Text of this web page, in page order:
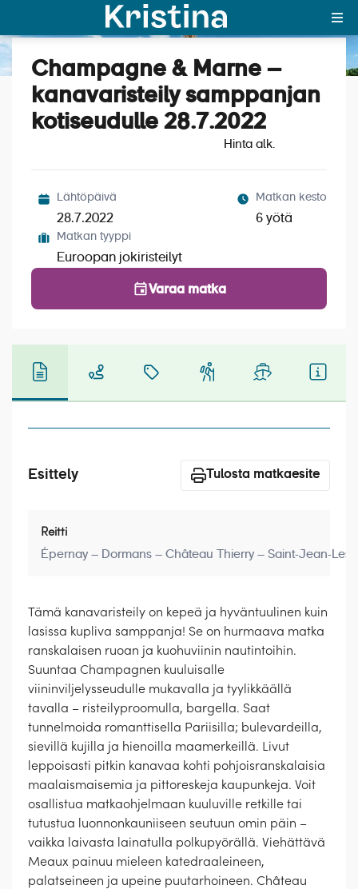
MAJAKKA-portaali
Yksin matkalle?
Suosikit
OTA YHTEYTTÄ
Kohteet
Laivat
Hyvä tietää
Katso kuvat (5)
Champagne & Marne –
kanavaristeily samppanjan
kotiseudulle 28.7.2022
Hinta alk.
Lähtöpäivä
28.7.2022
Matkan kesto
6 yötä
Matkan tyyppi
Euroopan jokiristeilyt
Varaa matka
Esittely Tulosta matkaesite
Reitti
Épernay – Dormans – Château Thierry – Saint-Jean-
Tämä kanavaristeily on kepeä ja hyväntuulinen kuin
lasissa kupliva samppanja! Se on hurmaava matka
ranskalaisen ruoan ja kuohuviinin nautintoihin.
Suuntaa Champagnen kuuluisalle
viininviljelysseudulle mukavalla ja tyylikkäällä
tavalla – risteilyproomulla, bargella. Saat
tunnelmoida romanttisella Pariisilla; bulevardeilla,
sievillä kujilla ja hienoilla maamerkeillä. Livut
leppoisasti pitkin kanavaa kohti pohjoisranskalaisia
maalaismaisemia ja pittoreskeja kaupunkeja. Voit
osallistua matkaohjelmaan kuuluville retkille tai
tutustua luonnonkauniiseen seutuun omin päin –
vaikka laivasta lainatulla polkupyörällä. Viehättävä
Meaux painuu mieleen katedraaleineen,
palatseineen ja upeine puutarhoineen. Château